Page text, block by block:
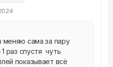
меняю сама за пару
раз спустя  чуть
показывает всё